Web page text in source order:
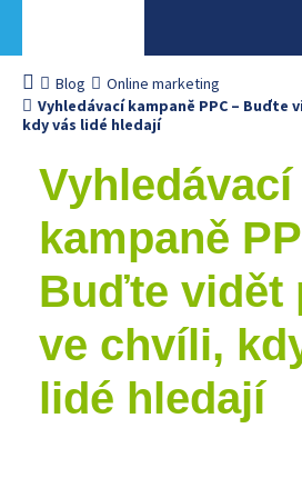
Blog
Online marketing
Vyhledávací kampaně PPC – Buďte
kdy vás lidé hledají
Vyhledávací
kampaně
Buďte vidět
ve chvíli,
lidé hledají